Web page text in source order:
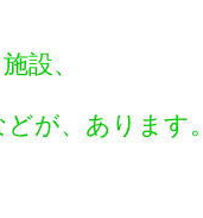
設、
が、あります。